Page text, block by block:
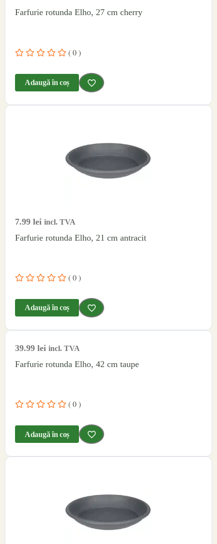
Farfurie rotunda Elho, 27 cm cherry
( 0 )
Adaugă în coș
7.99 lei incl. TVA
Farfurie rotunda Elho, 21 cm antracit
( 0 )
Adaugă în coș
39.99 lei incl. TVA
Farfurie rotunda Elho, 42 cm taupe
( 0 )
Adaugă în coș